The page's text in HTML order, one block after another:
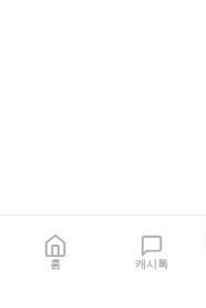
홈 캐시톡